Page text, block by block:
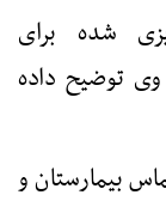
شده برای
وی توضیح داده
بیمارستان و